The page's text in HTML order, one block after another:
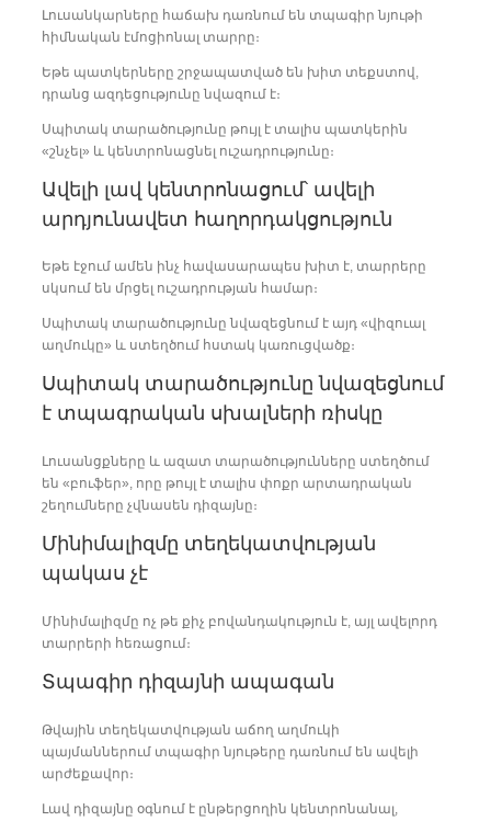
Լուսանկարները հաճախ դառնում են տպագիր նյութի
հիմնական էմոցիոնալ տարրը։
Եթե պատկերները շրջապատված են խիտ տեքստով,
դրանց ազդեցությունը նվազում է։
Սպիտակ տարածությունը թույլ է տալիս պատկերին
«շնչել» և կենտրոնացնել ուշադրությունը։
Ավելի լավ կենտրոնացում՝ ավելի
արդյունավետ հաղորդակցություն
Եթե էջում ամեն ինչ հավասարապես խիտ է, տարրերը
սկսում են մրցել ուշադրության համար։
Սպիտակ տարածությունը նվազեցնում է այդ «վիզուալ
աղմուկը» և ստեղծում հստակ կառուցվածք։
Սպիտակ տարածությունը նվազեցնում
է տպագրական սխալների ռիսկը
Լուսանցքները և ազատ տարածությունները ստեղծում
են «բուֆեր», որը թույլ է տալիս փոքր արտադրական
շեղումները չվնասեն դիզայնը։
Մինիմալիզմը տեղեկատվության
պակաս չէ
Մինիմալիզմը ոչ թե քիչ բովանդակություն է, այլ ավելորդ
տարրերի հեռացում։
Տպագիր դիզայնի ապագան
Թվային տեղեկատվության աճող աղմուկի
պայմաններում տպագիր նյութերը դառնում են ավելի
արժեքավոր։
Լավ դիզայնը օգնում է ընթերցողին կենտրոնանալ,